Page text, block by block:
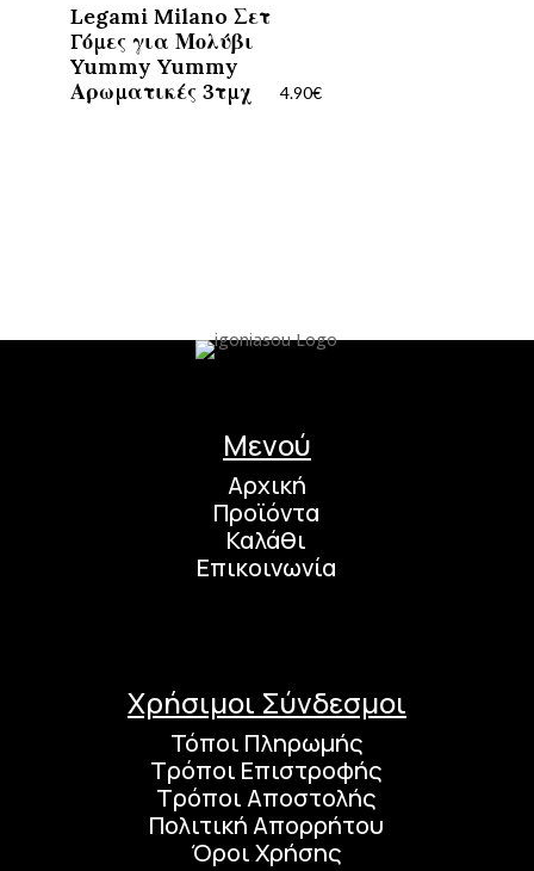
Legami Milano Σετ
Γόμες για Μολύβι
Yummy Yummy
Αρωματικές 3τμχ
4.90€
Μενού
Αρχική
Προϊόντα
Καλάθι
Επικοινωνία
Χρήσιμοι Σύνδεσμοι
Τόποι Πληρωμής
Τρόποι Επιστροφής
Τρόποι Αποστολής
Πολιτική Απορρήτου
Όροι Χρήσης